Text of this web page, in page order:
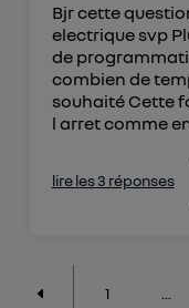
Bjr cette
electrique svp
de
combien de
souhaité Cette
l arret comme
lire les 3 réponses
1